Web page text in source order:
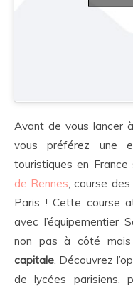
Avant de vous lancer
vous préférez une
touristiques en France
de Rennes, course
Paris ! Cette course
avec l’équipementier
non pas à côté mais
capitale. Découvrez
de lycées parisiens,